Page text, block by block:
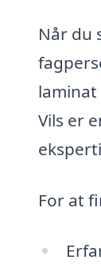
Når du
Vils er
For at